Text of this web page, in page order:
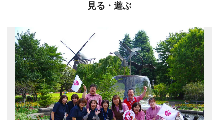
見る・遊ぶ